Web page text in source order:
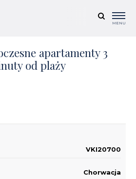
MENU
apartamenty 3
od plaży
+ 4
VKI20700
Chorwacja